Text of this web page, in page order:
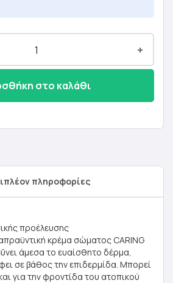
+
στο καλάθι
πληροφορίες
προέλευσης
κρέμα σώματος CARING
άμεσα το ευαίσθητο δέρμα,
σε βάθος την επιδερμίδα. Μπορεί
για την φροντίδα του ατοπικού